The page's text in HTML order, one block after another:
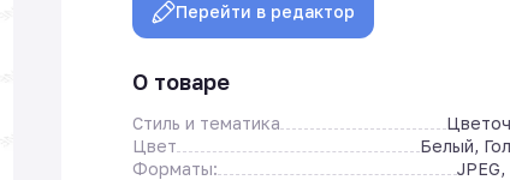
Перейти в редактор
О товаре
Стиль и тематика
Цвет
Белый,
Форматы:
JPEG,